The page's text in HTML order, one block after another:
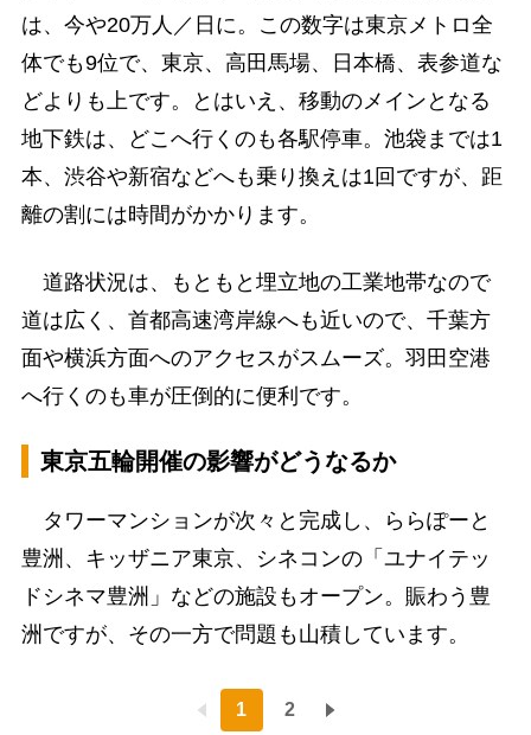
は、今や20万人／日に。この数字は東京メトロ全
体でも9位で、東京、高田馬場、日本橋、表参道な
どよりも上です。とはいえ、移動のメインとなる
地下鉄は、どこへ行くのも各駅停車。池袋までは1
本、渋谷や新宿などへも乗り換えは1回ですが、距
離の割には時間がかかります。
道路状況は、もともと埋立地の工業地帯なので
道は広く、首都高速湾岸線へも近いので、千葉方
面や横浜方面へのアクセスがスムーズ。羽田空港
へ行くのも車が圧倒的に便利です。
東京五輪開催の影響がどうなるか
タワーマンションが次々と完成し、ららぽーと
豊洲、キッザニア東京、シネコンの「ユナイテッ
ドシネマ豊洲」などの施設もオープン。賑わう豊
洲ですが、その一方で問題も山積しています。
1 2